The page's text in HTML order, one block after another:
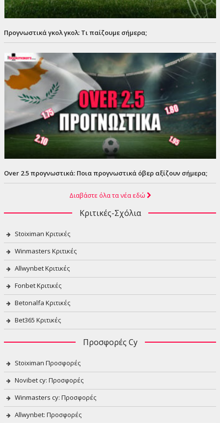
Προγνωστικά γκολ γκολ: Τι παίζουμε σήμερα;
Over 2.5 προγνωστικά: Ποια προγνωστικά όβερ αξίζουν σήμερα;
Διαβάστε όλα τα νέα εδώ
Κριτικές-Σχόλια
Stoiximan Κριτικές
Winmasters Κριτικές
Allwynbet Κριτικές
Fonbet Κριτικές
Betonalfa Κριτικές
Bet365 Κριτικές
Προσφορές Cy
Stoiximan Προσφορές
Novibet cy: Προσφορές
Winmasters cy: Προσφορές
Allwynbet: Προσφορές